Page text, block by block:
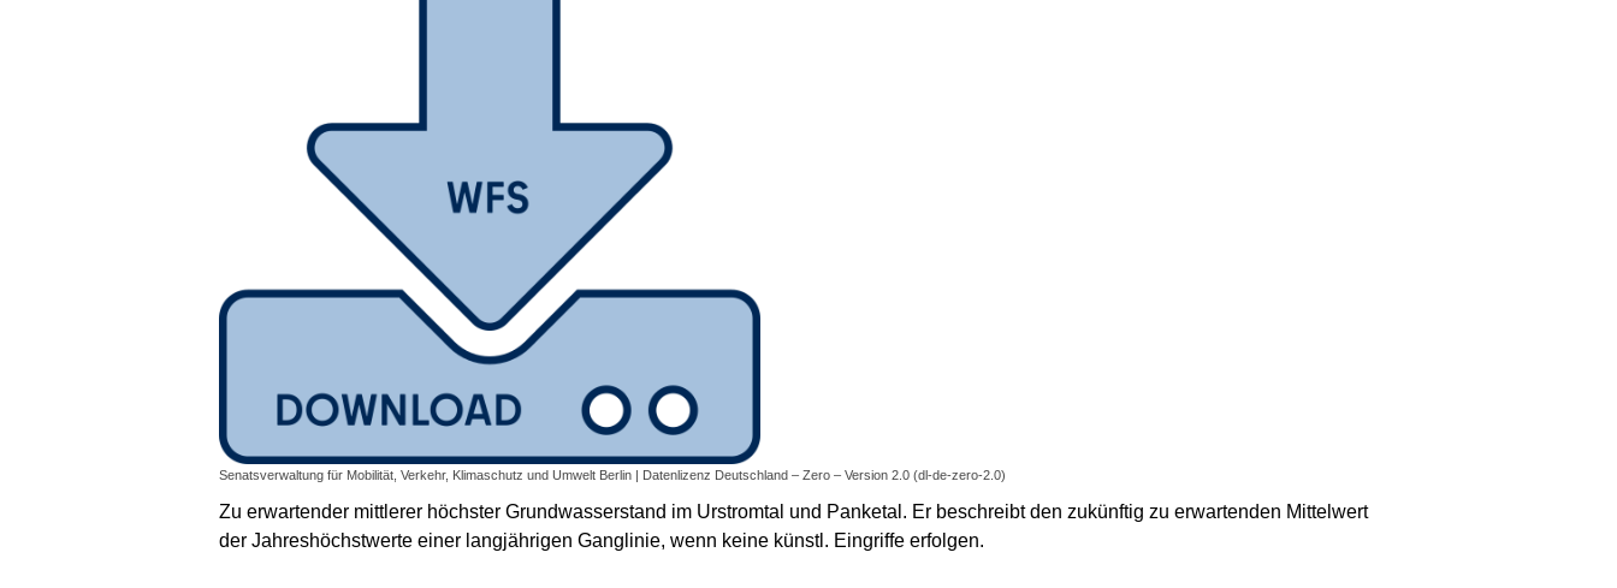
Senatsverwaltung für Mobilität, Verkehr, Klimaschutz und Umwelt Berlin | Datenlizenz Deutschland – Zero – Version 2.0 (dl-de-zero-2.0)
Zu erwartender mittlerer höchster Grundwasserstand im Urstromtal und Panketal. Er beschreibt den zukünftig zu erwartenden Mittelwert
der Jahreshöchstwerte einer langjährigen Ganglinie, wenn keine künstl. Eingriffe erfolgen.